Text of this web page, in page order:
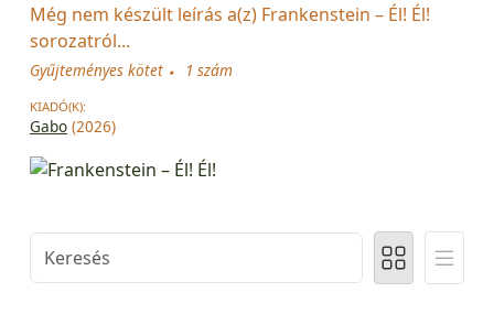
Még nem készült leírás a(z) Frankenstein – Él! Él!
sorozatról...
Gyűjteményes kötet 1 szám
KIADÓ(K):
Gabo (2026)